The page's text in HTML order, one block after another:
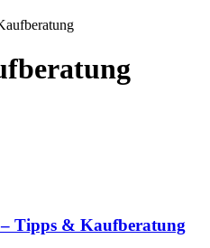
Tipps & Kaufberatung